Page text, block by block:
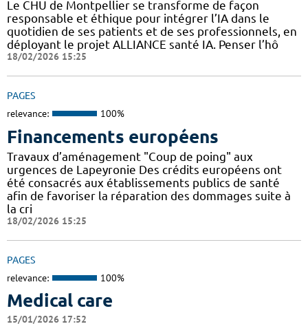
Le CHU de Montpellier se transforme de façon
responsable et éthique pour intégrer l’IA dans le
quotidien de ses patients et de ses professionnels, en
déployant le projet ALLIANCE santé IA. Penser l’hô
18/02/2026 15:25
PAGES
relevance: 100%
Financements européens
Travaux d’aménagement "Coup de poing" aux
urgences de Lapeyronie Des crédits européens ont
été consacrés aux établissements publics de santé
afin de favoriser la réparation des dommages suite à
la cri
18/02/2026 15:25
PAGES
relevance: 100%
Medical care
15/01/2026 17:52